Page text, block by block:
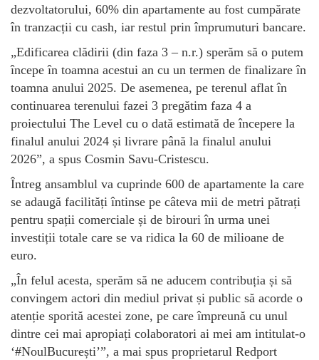
dezvoltatorului, 60% din apartamente au fost cumpărate
în tranzacții cu cash, iar restul prin împrumuturi bancare.
„Edificarea clădirii (din faza 3 – n.r.) sperăm să o putem
începe în toamna acestui an cu un termen de finalizare în
toamna anului 2025. De asemenea, pe terenul aflat în
continuarea terenului fazei 3 pregătim faza 4 a
proiectului The Level cu o dată estimată de începere la
finalul anului 2024 și livrare până la finalul anului
2026”, a spus Cosmin Savu-Cristescu.
Întreg ansamblul va cuprinde 600 de apartamente la care
se adaugă facilități întinse pe câteva mii de metri pătrați
pentru spații comerciale și de birouri în urma unei
investiții totale care se va ridica la 60 de milioane de
euro.
„În felul acesta, sperăm să ne aducem contribuția și să
convingem actori din mediul privat și public să acorde o
atenție sporită acestei zone, pe care împreună cu unul
dintre cei mai apropiați colaboratori ai mei am intitulat-o
‘#NoulBucurești’”, a mai spus proprietarul Redport